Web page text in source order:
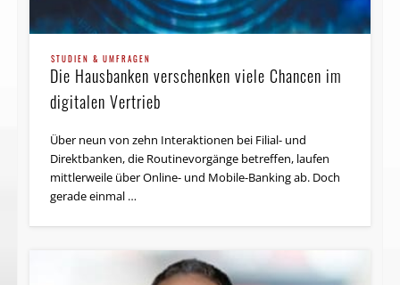
STUDIEN & UMFRAGEN
Die Hausbanken verschenken viele Chancen im
digitalen Vertrieb
Über neun von zehn Interaktionen bei Filial- und
Direktbanken, die Routinevorgänge betreffen, laufen
mittlerweile über Online- und Mobile-Banking ab. Doch
gerade einmal …